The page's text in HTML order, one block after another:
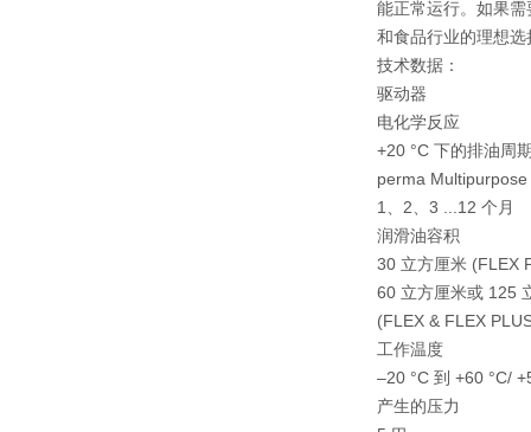
能正常运行。如果
和食品行业的理想选
技术数据：
驱动器
电化学反应
+20 °C 下的排油周
perma
1、2、3 ...12 个月
润滑油容积
30 立方厘米 (FLEX
60 立方厘米或 125
(FLEX & FLEX
工作温度
–20 °C 到 +60 °C/
产生的压力